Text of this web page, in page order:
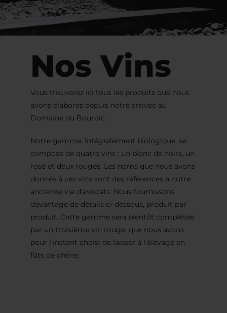
Nos Vins
Vous trouverez ici tous les produits que nous
avons élaborés depuis notre arrivée au
Domaine du Bourdic.
Notre gamme, intégralement biologique, se
compose de quatre vins : un blanc de noirs, un
rosé et deux rouges. Les noms que nous avons
donnés à ces vins sont des références à notre
ancienne vie d’avocats. Nous fournissons
davantage de détails ci-dessous, produit par
produit. Cette gamme sera bientôt complétée
par un troisième vin rouge, que nous avons
pour l’instant choisi de laisser à l’élevage en
fûts de chêne.